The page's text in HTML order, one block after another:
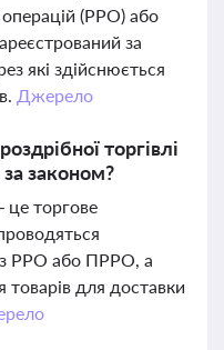
(РРО) або
за
які здійснюється
Джерело
торгівлі
законом?
це торгове
РРО або ПРРО, а
для доставки